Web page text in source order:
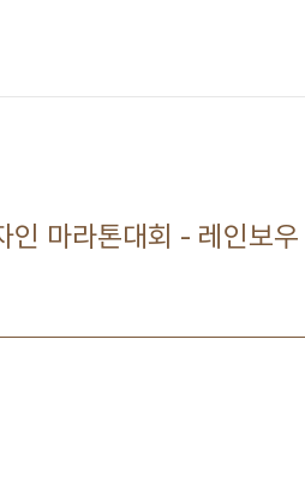
마라톤대회 - 레인보